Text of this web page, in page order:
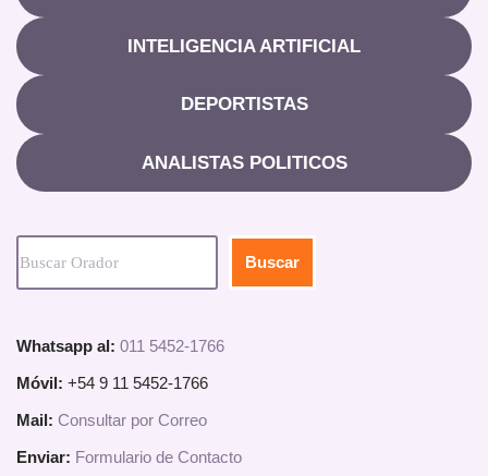
INTELIGENCIA ARTIFICIAL
DEPORTISTAS
ANALISTAS POLITICOS
Buscar
Whatsapp al: 011 5452-1766
Móvil: +54 9 11 5452-1766
Mail: Consultar por Correo
Enviar: Formulario de Contacto